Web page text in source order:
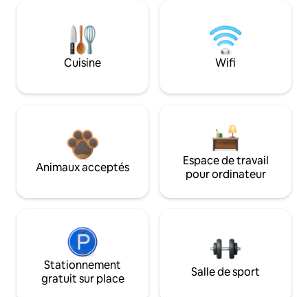
Cuisine Wifi
Animaux acceptés
Espace de travail
pour ordinateur
Stationnement
gratuit sur place
Salle de sport